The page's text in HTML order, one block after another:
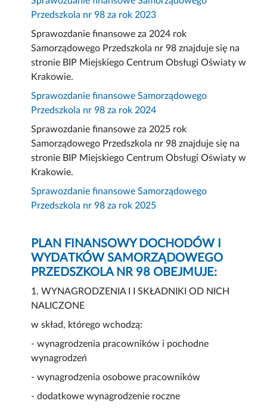
Przedszkola nr 98 za rok 2023
Sprawozdanie finansowe za 2024 rok
Samorządowego Przedszkola nr 98 znajduje się na
stronie BIP Miejskiego Centrum Obsługi Oświaty w
Krakowie.
Sprawozdanie finansowe Samorządowego
Przedszkola nr 98 za rok 2024
Sprawozdanie finansowe za 2025 rok
Samorządowego Przedszkola nr 98 znajduje się na
stronie BIP Miejskiego Centrum Obsługi Oświaty w
Krakowie.
Sprawozdanie finansowe Samorządowego
Przedszkola nr 98 za rok 2025
PLAN FINANSOWY DOCHODÓW I
WYDATKÓW SAMORZĄDOWEGO
PRZEDSZKOLA NR 98 OBEJMUJE:
1. WYNAGRODZENIA I I SKŁADNIKI OD NICH
NALICZONE
w skład, którego wchodzą:
- wynagrodzenia pracowników i pochodne
wynagrodzeń
- wynagrodzenia osobowe pracowników
- dodatkowe wynagrodzenie roczne